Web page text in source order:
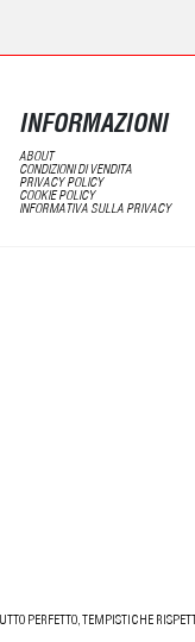
INFORMAZIONI
ABOUT
CONDIZIONI DI VENDITA
PRIVACY POLICY
COOKIE POLICY
INFORMATIVA SULLA PRIVACY
PERFETTO, TEMPISTICHE